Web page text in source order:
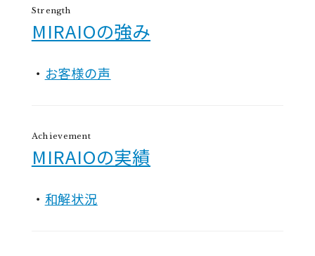
Strength
MIRAIOの強み
お客様の声
Achievement
MIRAIOの実績
和解状況